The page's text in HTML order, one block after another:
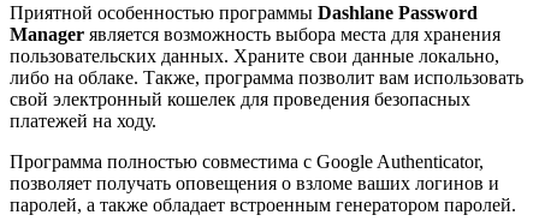
Приятной особенностью программы Dashlane Password
Manager является возможность выбора места для хранения
пользовательских данных. Храните свои данные локально,
либо на облаке. Также, программа позволит вам использовать
свой электронный кошелек для проведения безопасных
платежей на ходу.
Программа полностью совместима с Google Authenticator,
позволяет получать оповещения о взломе ваших логинов и
паролей, а также обладает встроенным генератором паролей.